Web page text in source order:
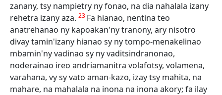
zanany, tsy nampietry ny fonao, na dia nahalala izany
rehetra izany aza. 23 Fa hianao, nentina teo
anatrehanao ny kapoakan'ny tranony, ary nisotro
divay tamin'izany hianao sy ny tompo-menakelinao
mbamin'ny vadinao sy ny vaditsindranonao,
noderainao ireo andriamanitra volafotsy, volamena,
varahana, vy sy vato aman-kazo, izay tsy mahita, na
mahare, na mahalala na inona na inona akory; fa ilay